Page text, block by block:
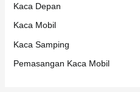
Kaca Depan
Kaca Mobil
Kaca Samping
Pemasangan Kaca Mobil